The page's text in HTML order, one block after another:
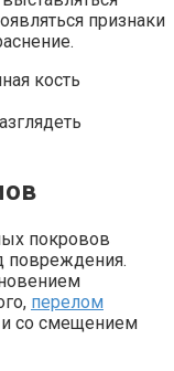
признаки
кость
покровов
повреждения.
перелом
со смещением